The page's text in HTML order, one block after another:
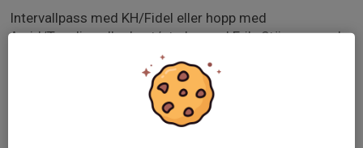
Intervallpass med KH/Fidel eller hopp med
Arvid/Tuvalisa eller kast/styrka med Erik. Stäm av med